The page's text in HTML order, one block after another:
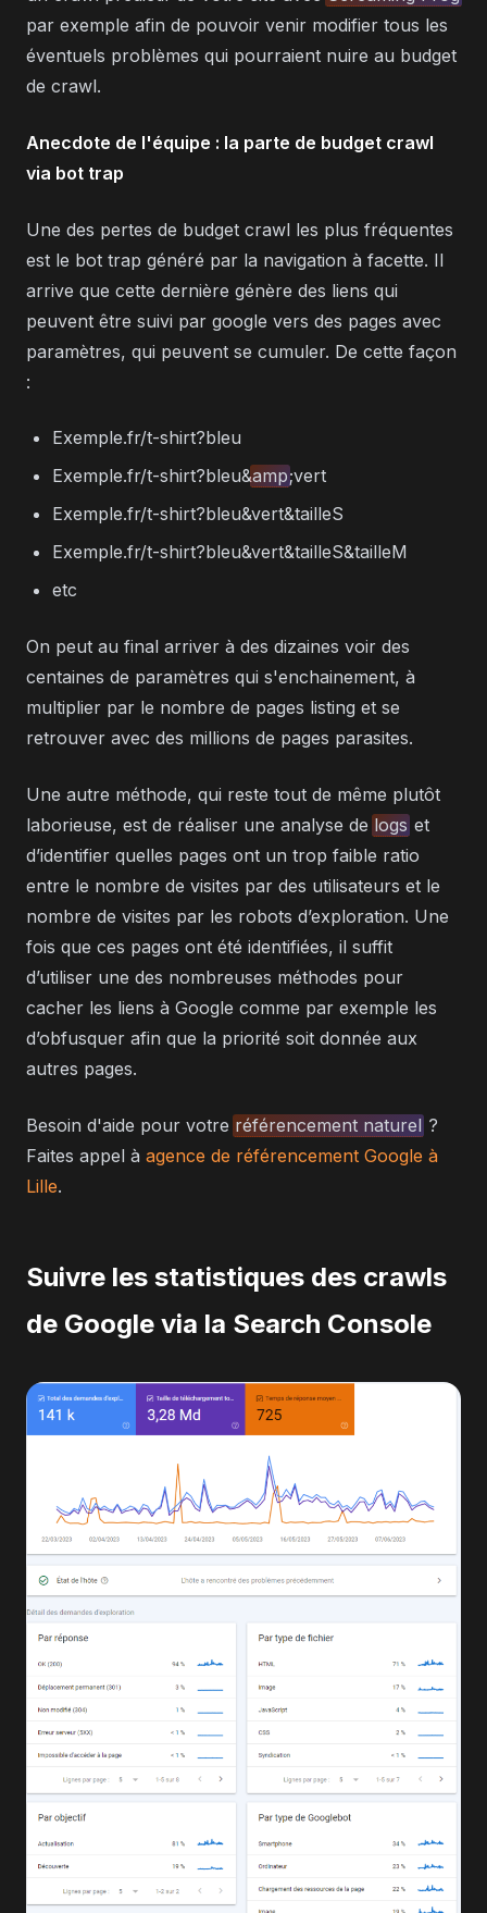
par exemple afin de pouvoir venir modifier tous les
éventuels problèmes qui pourraient nuire au budget
de crawl.
Anecdote de l'équipe : la parte de budget crawl
via bot trap
Une des pertes de budget crawl les plus fréquentes
est le bot trap généré par la navigation à facette. Il
arrive que cette dernière génère des liens qui
peuvent être suivi par google vers des pages avec
paramètres, qui peuvent se cumuler. De cette façon
:
Exemple.fr/t-shirt?bleu
Exemple.fr/t-shirt?bleu&amp;vert
Exemple.fr/t-shirt?bleu&vert&tailleS
Exemple.fr/t-shirt?bleu&vert&tailleS&tailleM
etc
On peut au final arriver à des dizaines voir des
centaines de paramètres qui s'enchainement, à
multiplier par le nombre de pages listing et se
retrouver avec des millions de pages parasites.
Une autre méthode, qui reste tout de même plutôt
laborieuse, est de réaliser une analyse de logs et
d’identifier quelles pages ont un trop faible ratio
entre le nombre de visites par des utilisateurs et le
nombre de visites par les robots d’exploration. Une
fois que ces pages ont été identifiées, il suffit
d’utiliser une des nombreuses méthodes pour
cacher les liens à Google comme par exemple les
d’obfusquer afin que la priorité soit donnée aux
autres pages.
Besoin d'aide pour votre référencement naturel ?
Faites appel à agence de référencement Google à
Lille.
Suivre les statistiques des crawls
de Google via la Search Console